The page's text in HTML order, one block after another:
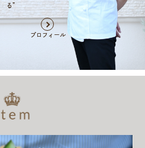
る”
プロフィール